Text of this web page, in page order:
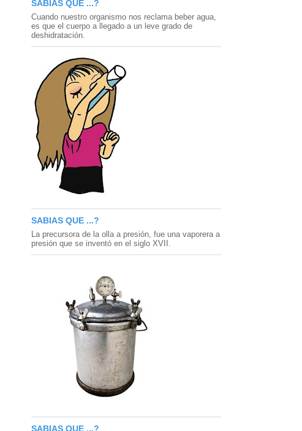
SABIAS QUE ...?
Cuando nuestro organismo nos reclama beber agua,
es que el cuerpo a llegado a un leve grado de
deshidratación.
SABIAS QUE ...?
La precursora de la olla a presión, fue una vaporera a
presión que se inventó en el siglo XVII.
SABIAS QUE ...?